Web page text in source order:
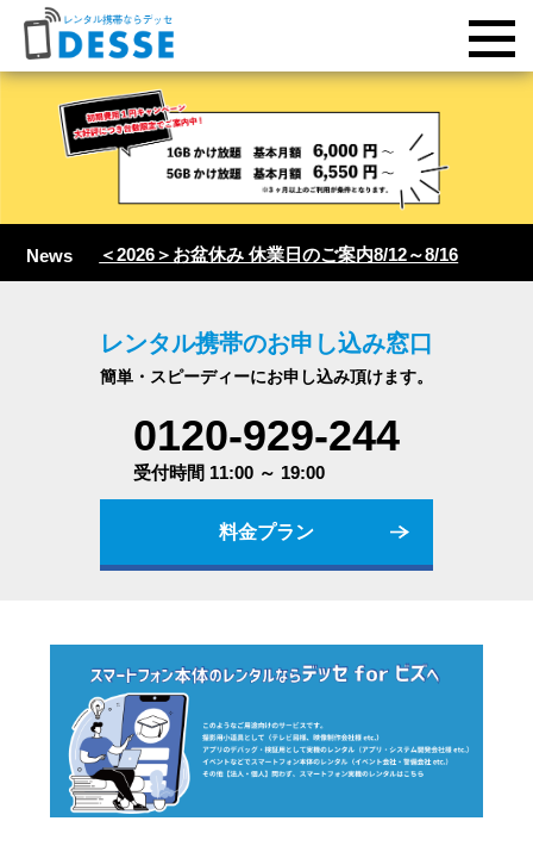
News ＜2026＞お盆休み 休業日のご案内8/12～8/16
レンタル携帯のお申し込み窓口
簡単・スピーディーにお申し込み頂けます。
0120-929-244
受付時間 11:00 ～ 19:00
料金プラン